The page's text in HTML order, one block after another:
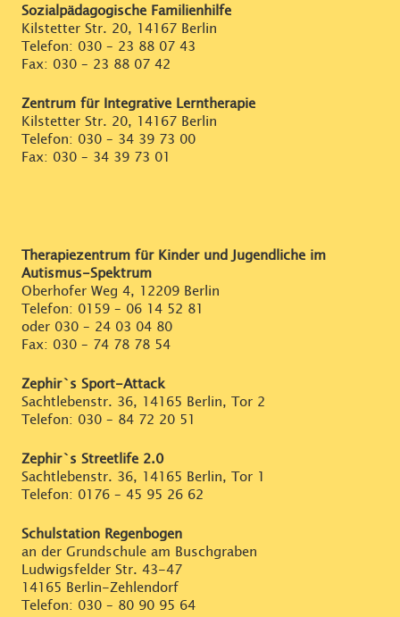
Sozialpädagogische Familienhilfe
Kilstetter Str. 20, 14167 Berlin
Telefon: 030 – 23 88 07 43
Fax: 030 – 23 88 07 42
Zentrum für Integrative Lerntherapie
Kilstetter Str. 20, 14167 Berlin
Telefon: 030 – 34 39 73 00
Fax: 030 – 34 39 73 01
Therapiezentrum für Kinder und Jugendliche im
Autismus-Spektrum
Oberhofer Weg 4, 12209 Berlin
Telefon: 0159 – 06 14 52 81
oder 030 – 24 03 04 80
Fax: 030 – 74 78 78 54
Zephir`s Sport-Attack
Sachtlebenstr. 36, 14165 Berlin, Tor 2
Telefon: 030 – 84 72 20 51
Zephir`s Streetlife 2.0
Sachtlebenstr. 36, 14165 Berlin, Tor 1
Telefon: 0176 – 45 95 26 62
Schulstation Regenbogen
an der Grundschule am Buschgraben
Ludwigsfelder Str. 43-47
14165 Berlin-Zehlendorf
Telefon: 030 – 80 90 95 64